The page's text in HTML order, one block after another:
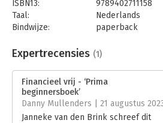
ISBN13:
9789402711158
Taal:
Nederlands
Bindwijze:
paperback
Uitgever:
Boekengilde/
Verschijningsdatum:
Hoofdrubriek:
Personal finance
Herdrukdatum:
31-12-2026
Expertrecensies (1)
Financieel vrij - ‘Prima
beginnersboek’
Danny Mullenders | 21 augustus
Janneke van den Brink schreef dit